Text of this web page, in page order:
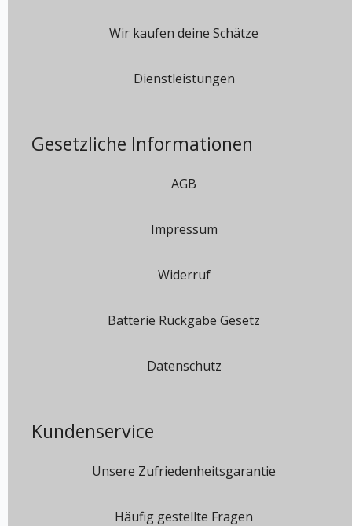
Wir kaufen deine Schätze
Dienstleistungen
Gesetzliche Informationen
AGB
Impressum
Widerruf
Batterie Rückgabe Gesetz
Datenschutz
Kundenservice
Unsere Zufriedenheitsgarantie
Häufig gestellte Fragen